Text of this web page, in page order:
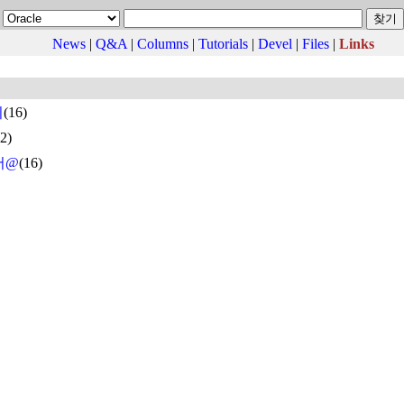
News| Q&A | Columns| Tutorials| Devel | Files| Links
(16)
@(16)